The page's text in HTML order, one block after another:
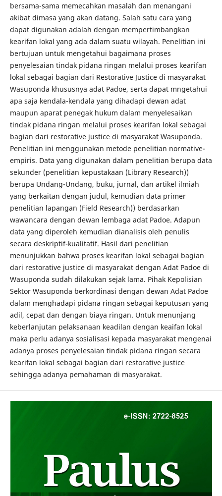
bersama-sama memecahkan masalah dan menangani
akibat dimasa yang akan datang. Salah satu cara yang
dapat digunakan adalah dengan mempertimbangkan
kearifan lokal yang ada dalam suatu wilayah. Penelitian ini
bertujuan untuk mengetahui bagaimana proses
penyelesaian tindak pidana ringan melalui proses kearifan
lokal sebagai bagian dari Restorative Justice di masyarakat
Wasuponda khususnya adat Padoe, serta dapat mngetahui
apa saja kendala-kendala yang dihadapi dewan adat
maupun aparat penegak hukum dalam menyelesaikan
tindak pidana ringan melalui proses kearifan lokal sebagai
bagian dari restorative justice di masyarakat Wasuponda.
Penelitian ini menggunakan metode penelitian normative-
empiris. Data yang digunakan dalam penelitian berupa data
sekunder (penelitian kepustakaan (Library Research))
berupa Undang-Undang, buku, jurnal, dan artikel ilmiah
yang berkaitan dengan judul, kemudian data primer
penelitian lapangan (Field Research)) berdasarkan
wawancara dengan dewan lembaga adat Padoe. Adapun
data yang diperoleh kemudian dianalisis oleh penulis
secara deskriptif-kualitatif. Hasil dari penelitian
menunjukkan bahwa proses kearifan lokal sebagai bagian
dari restorative justice di masyarakat dengan Adat Padoe di
Wasuponda sudah dilakukan sejak lama. Pihak Kepolisian
Sektor Wasuponda berkordinasi dengan dewan Adat Padoe
dalam menghadapi pidana ringan sebagai keputusan yang
adil, cepat dan dengan biaya ringan. Untuk menunjang
keberlanjutan pelaksanaan keadilan dengan keaifan lokal
maka perlu adanya sosialisasi kepada masyarakat mengenai
adanya proses penyelesaian tindak pidana ringan secara
kearifan lokal sebagai bagian dari restorative justice
sehingga adanya pemahaman di masyarakat.